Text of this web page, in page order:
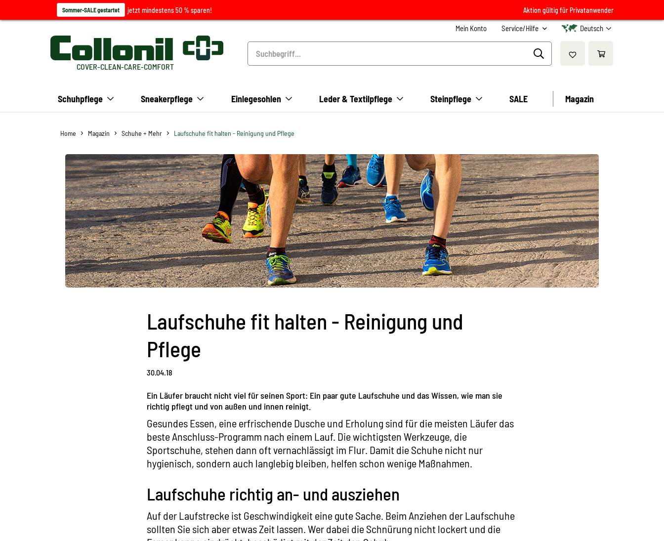
Sommer-SALE gestartet jetzt mindestens 50 % sparen! Aktion gültig für Privatanwender
Mein Konto Service/Hilfe Deutsch
COVER-CLEAN-CARE-COMFORT
Schuhpflege Sneakerpflege Einlegesohlen Leder & Textilpflege Steinpflege SALE Magazin
Home Magazin Schuhe + Mehr Laufschuhe fit halten - Reinigung und Pflege
Laufschuhe fit halten - Reinigung und
Pflege
30.04.18
Ein Läufer braucht nicht viel für seinen Sport: Ein paar gute Laufschuhe und das Wissen, wie man sie
richtig pflegt und von außen und innen reinigt.
Gesundes Essen, eine erfrischende Dusche und Erholung sind für die meisten Läufer das
beste Anschluss-Programm nach einem Lauf. Die wichtigsten Werkzeuge, die
Sportschuhe, stehen dann oft vernachlässigt im Flur. Damit die Schuhe nicht nur
hygienisch, sondern auch langlebig bleiben, helfen schon wenige Maßnahmen.
Laufschuhe richtig an- und ausziehen
Auf der Laufstrecke ist Geschwindigkeit eine gute Sache. Beim Anziehen der Laufschuhe
sollten Sie sich aber etwas Zeit lassen. Wer dabei die Schnürung nicht lockert und die